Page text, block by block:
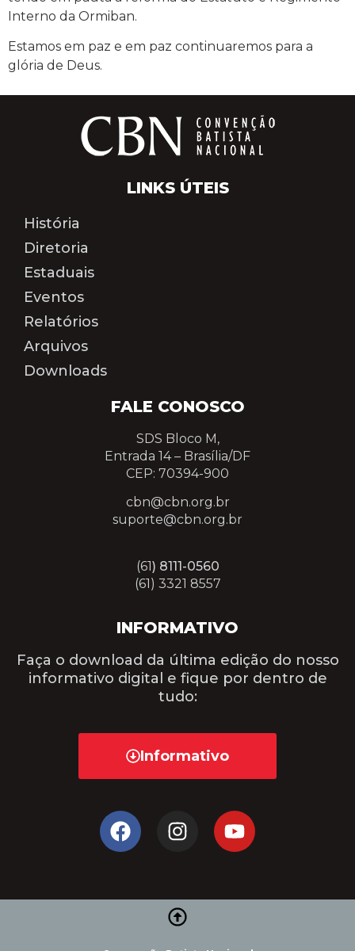
Interno da Ormiban.
Estamos em paz e em paz continuaremos para a
glória de Deus.
INFORMATIVO
Faça o download da última edição do nosso
informativo digital e fique por dentro de
tudo:
Informativo
FALE CONOSCO
SDS Bloco M,
Entrada 14 – Brasília/DF
CEP: 70394-900
cbn@cbn.org.br
suporte@cbn.org.br
(61) 8111-0560
(61) 3321 8557
LINKS ÚTEIS
História
Diretoria
Estaduais
Eventos
Relatórios
Arquivos
Downloads